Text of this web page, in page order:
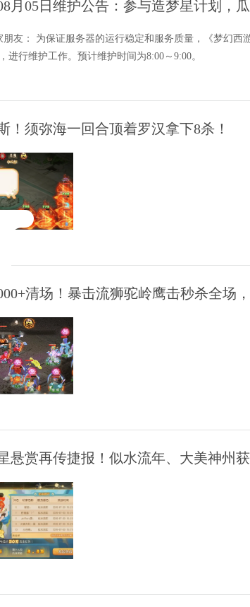
月05日维护公告：参与造梦星计划，
朋友： 为保证服务器的运行稳定和服务质量，《梦幻
进行维护工作。预计维护时间为8:00～9:00。
！须弥海一回合顶着罗汉拿下8杀！
清场！暴击流狮驼岭鹰击秒杀全场
悬赏再传捷报！似水流年、大美神州